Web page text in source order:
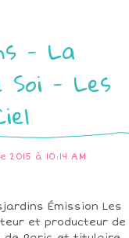
- La
- Les
2015 à 10:14 AM
Émission Les
et producteur de